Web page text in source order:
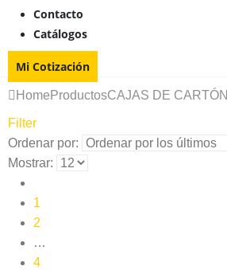
Contacto
Catálogos
Mi Cotización
Home ProductosCAJAS DE CARTÓN
Filter
Ordenar por:
Mostrar:
1
2
…
4